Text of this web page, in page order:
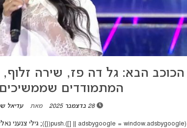
הכוכב הבא: גל דה פז, שירה זלוף,
המתמודדים
28 בדצמבר 2025 מאת עדיאל